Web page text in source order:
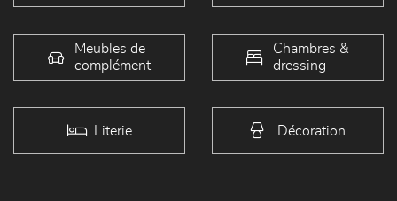
Meubles de
complément
Chambres &
dressing
Literie Décoration